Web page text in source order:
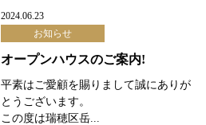
2024.06.23
お知らせ
オープンハウスのご案内!
平素はご愛顧を賜りまして誠にありが
とうございます。
この度は瑞穂区岳...